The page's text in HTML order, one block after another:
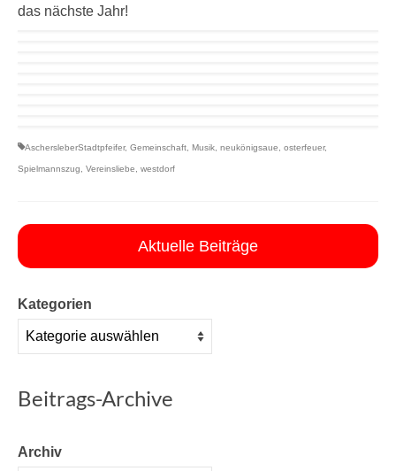
das nächste Jahr!
AschersleberStadtpfeifer, Gemeinschaft Musik neukönigsaue osterfeuer,
Spielmannszug Vereinsliebe westdorf
Aktuelle Beiträge
Kategorien
Beitrags-Archive
Archiv